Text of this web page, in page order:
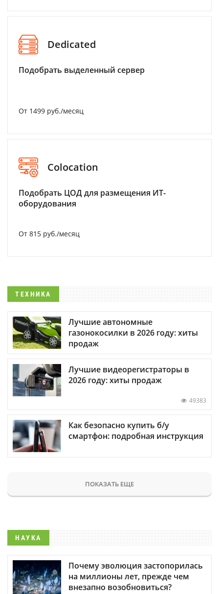
Dedicated
Подобрать выделенный сервер
От 1499 руб./месяц
Colocation
Подобрать ЦОД для размещения ИТ-
оборудования
От 815 руб./месяц
ТЕХНИКА
Лучшие автономные
газонокосилки в 2026 году: хиты
продаж
Лучшие видеорегистраторы в
2026 году: хиты продаж
49383
Как безопасно купить б/у
смартфон: подробная инструкция
ПОКАЗАТЬ ЕЩЕ
НАУКА
Почему эволюция застопорилась
на миллионы лет, прежде чем
внезапно возобновиться?